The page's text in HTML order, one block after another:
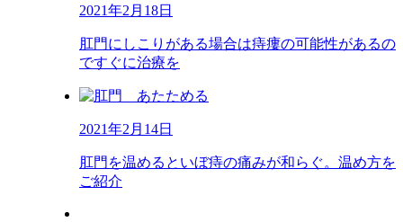
2021年2月18日
肛門にしこりがある場合は痔瘻の可能性があるの
ですぐに治療を
2021年2月14日
肛門を温めるといぼ痔の痛みが和らぐ。温め方を
ご紹介